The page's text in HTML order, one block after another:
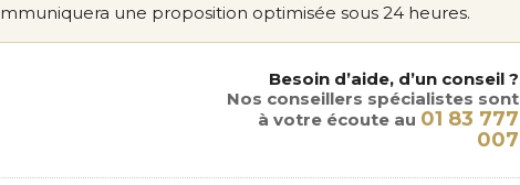
une proposition optimisée sous 24 heures.
Besoin d’aide, d’un conseil ?
Nos conseillers spécialistes sont
à votre écoute au 01 83 777
007